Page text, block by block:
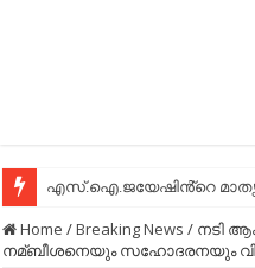
എസ്.ഐ.ജയേഷിൻ്റെ
Home /Breaking News / നടി
നമ്ബീശനെയും സഹോദരനയും